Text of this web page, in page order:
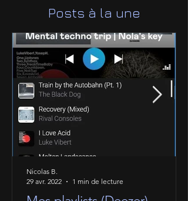
Posts à la une
Nicolas B.
29 avr. 2022
1 min de lecture